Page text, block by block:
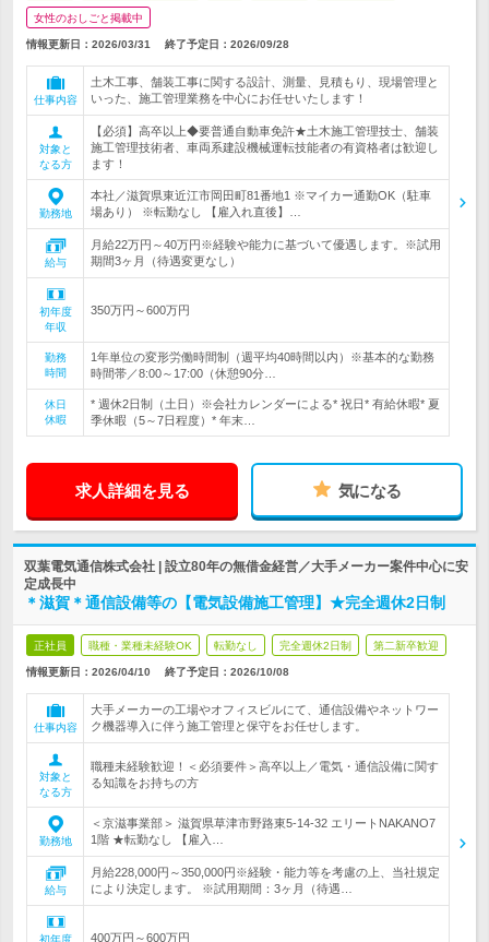
女性のおしごと掲載中
情報更新日：2026/03/31 終了予定日： 2026/09/28
仕事内容
土木工事、舗装工事に関する設計、測量、見積もり、現場管理と
いった、施工管理業務を中心にお任せいたします！
対象と
なる方
【必須】高卒以上◆要普通自動車免許★土木施工管理技士、舗装
施工管理技術者、車両系建設機械運転技能者の有資格者は歓迎し
ます！
勤務地
本社／滋賀県東近江市岡田町81番地1 ※マイカー通勤OK（駐車
場あり） ※転勤なし 【雇入れ直後】…
給与
月給22万円～40万円※経験や能力に基づいて優遇します。※試用
期間3ヶ月（待遇変更なし）
初年度
年収
350万円～600万円
勤務
時間
1年単位の変形労働時間制（週平均40時間以内）※基本的な勤務
時間帯／8:00～17:00（休憩90分…
休日
休暇
* 週休2日制（土日）※会社カレンダーによる* 祝日* 有給休暇* 夏
季休暇（5～7日程度）* 年末…
求人詳細を見る 気になる
双葉電気通信株式会社 | 設立80年の無借金経営／大手メーカー案件中心に安
定成長中
＊滋賀＊通信設備等の【電気設備施工管理】★完全週休2日制
正社員 職種・業種未経験OK 転勤なし 完全週休2日制 第二新卒歓迎
情報更新日：2026/04/10 終了予定日： 2026/10/08
仕事内容
大手メーカーの工場やオフィスビルにて、通信設備やネットワー
ク機器導入に伴う施工管理と保守をお任せします。
対象と
なる方
職種未経験歓迎！＜必須要件＞高卒以上／電気・通信設備に関す
る知識をお持ちの方
勤務地
＜京滋事業部＞ 滋賀県草津市野路東5-14-32 エリートNAKANO7
1階 ★転勤なし 【雇入…
給与
月給228,000円～350,000円※経験・能力等を考慮の上、当社規定
により決定します。 ※試用期間：3ヶ月（待遇…
初年度 400万円～600万円